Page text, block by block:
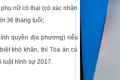
nữ có thai (có xác nhận
36 tháng tuổi;
quyền địa phương) nếu
khó khăn, thì Tòa án có
luật hình sự 2017.